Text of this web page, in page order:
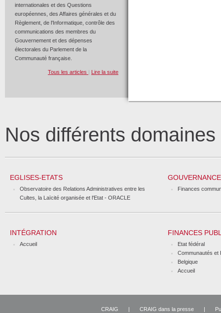
internationales et des Questions
européennes, des Affaires générales et du
Règlement, de l'Informatique, contrôle des
communications des membres du
Gouvernement et des dépenses
électorales du Parlement de la
Communauté française.
Tous les articles | Lire la suite
Nos différents
EGLISES-ETATS
Observatoire des Relations Administratives entre les
Cultes, la Laïcité organisée et l'Etat - ORACLE
Finances
INTÉGRATION
Accueil
FINANCES
Etat fédéral
Communautés et
Belgique
Accueil
CRAIG | CRAIG dans la presse |